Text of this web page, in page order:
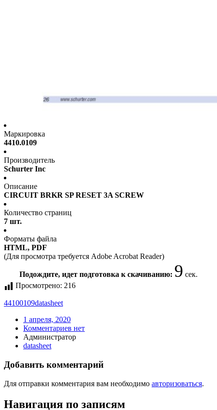
Маркировка
4410.0109
Производитель
Schurter Inc
Описание
CIRCUIT BRKR SP RESET 3A SCREW
Количество страниц
7 шт.
Форматы файла
HTML, PDF
(Для просмотра требуется Adobe Acrobat Reader)
Подождите, идет подготовка к скачиванию: 8 сек.
Просмотрено: 216
44100109datasheet
1 апреля, 2020
Комментариев нет
Администратор
datasheet
Добавить комментарий
Для отправки комментария вам необходимо авторизоваться.
Навигация по записям